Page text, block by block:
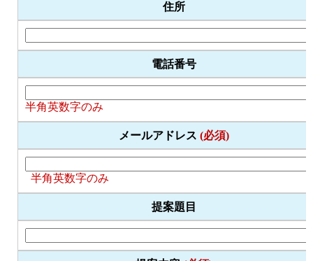
住所
電話番号
半角英数字のみ
メールアドレス (必須)
半角英数字のみ
提案題目